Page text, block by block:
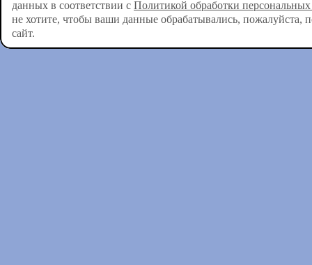
данных в соответствии с Политикой обработки
не хотите, чтобы ваши данные обрабатывались, пожалуйста,
сайт.